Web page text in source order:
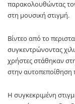
παρακολουθώντας
στη μουσική στιγμή.
Βίντεο από το
συγκεντρώνοντας
χρήστες στάθηκαν
στην αυτοπεποίθηση
Η συγκεκριμένη